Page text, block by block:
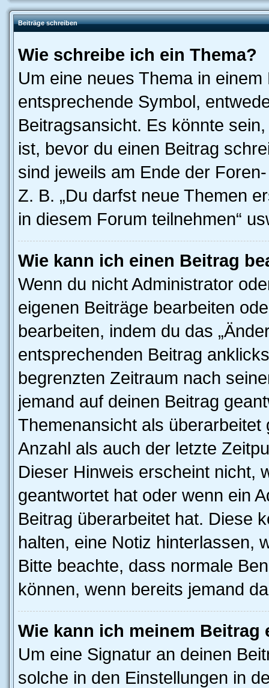
Beiträge schreiben
Wie schreibe ich ein Thema?
Um eine neues Thema in
entsprechende Symbol,
Beitragsansicht. Es könnte
ist, bevor du einen Beitrag
sind jeweils am Ende der
Z. B. „Du darfst neue Themen
in diesem Forum teilnehmen“
Wie kann ich einen Beitrag
Wenn du nicht Administrator
eigenen Beiträge bearbeiten
bearbeiten, indem du das
entsprechenden Beitrag
begrenzten Zeitraum nach
jemand auf deinen Beitrag
Themenansicht als
Anzahl als auch der letzte
Dieser Hinweis erscheint nicht,
geantwortet hat oder wenn ein
Beitrag überarbeitet hat. Diese
halten, eine Notiz hinterlassen,
Bitte beachte, dass normale
können, wenn bereits jemand
Wie kann ich meinem
Um eine Signatur an deinen
solche in den Einstellungen in